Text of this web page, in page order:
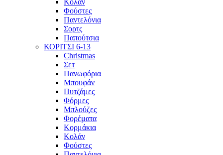
Κολάν
Φούστες
Παντελόνια
Σορτς
Παπούτσια
ΚΟΡΙΤΣΙ 6-13
Christmas
Σετ
Πανωφόρια
Μπουφάν
Πυτζάμες
Φόρμες
Μπλούζες
Φορέματα
Κορμάκια
Κολάν
Φούστες